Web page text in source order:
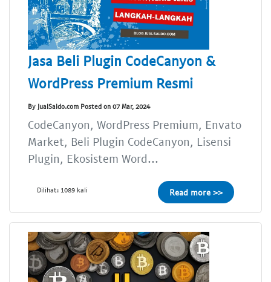
Jasa Beli Plugin CodeCanyon &
WordPress Premium Resmi
By JualSaldo.com Posted on 07 Mar, 2024
CodeCanyon, WordPress Premium, Envato
Market, Beli Plugin CodeCanyon, Lisensi
Plugin, Ekosistem Word...
Dilihat: 1089 kali Read more >>